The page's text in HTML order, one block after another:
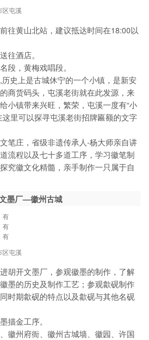
区屯溪
往黄山北站，建议抵达时间在18:00以
往酒店。
段，黄梅戏唱段。
史上是古城休宁的一个小镇，是新安
商货码头，屯溪老街就在此发源，来
小镇带来兴旺，繁荣，屯溪一度有“小
这里可以探寻屯溪老街招牌匾额的文字
笔庄，省级非遗传承人-杨大师亲自讲
流程以及七十多道工序，学习徽笔制
究徽文化精髓，亲手制作一只属于自
墨厂—徽州古城
有
有
有
区屯溪
胡开文墨厂，参观徽墨的制作，了解
墨的历史及制作工艺；参观歙砚制作
时期歙砚的特点以及歙砚与其他名砚
描金工序。
徽州府衙、徽州古城墙、徽园、许国